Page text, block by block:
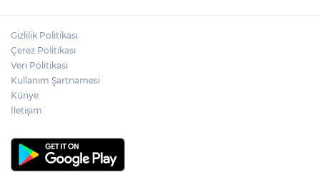
Gizlilik Politikası
Çerez Politikası
Veri Politikası
Kullanım Şartnamesi
Künye
İletişim